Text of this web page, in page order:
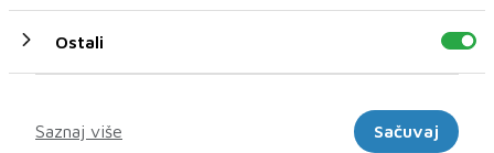
Mulahasanović
oliklinika Arbor Vitae Dr. Sarić oprostila se od prim. dr.
Seada Mulahasanovića, uglednog kardiok...
Ostali
Saznaj više
Sačuvaj